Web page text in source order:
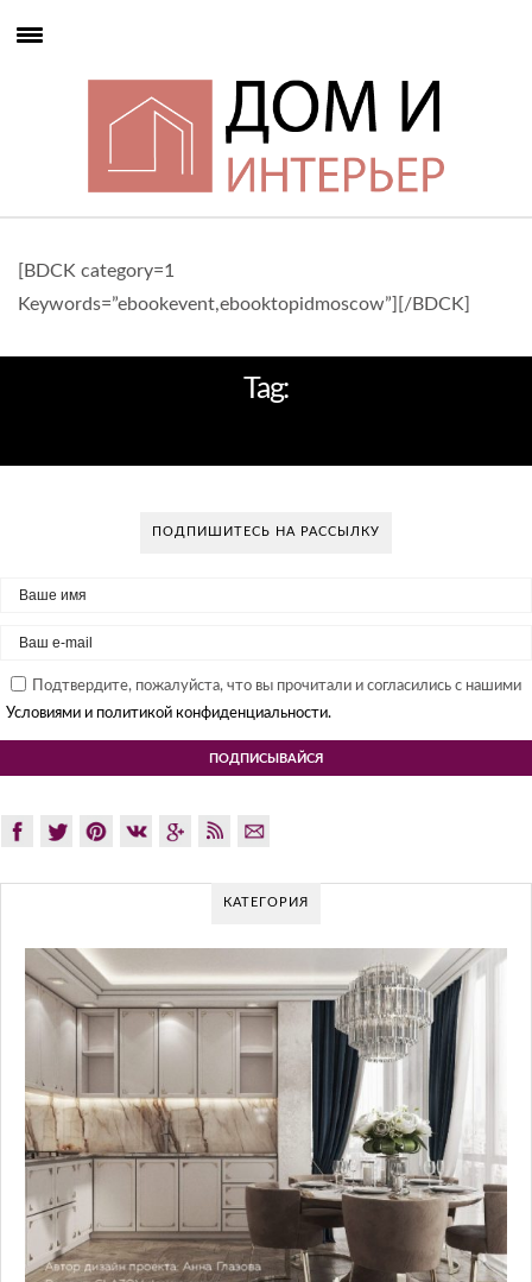
[BDCK category=1
Keywords=”ebookevent,ebooktopidmoscow”][/BDCK]
Tag:
ПОДПИШИТЕСЬ НА РАССЫЛКУ
Подтвердите, пожалуйста, что вы прочитали и согласились с нашими
Условиями и политикой конфиденциальности.
КАТЕГОРИЯ